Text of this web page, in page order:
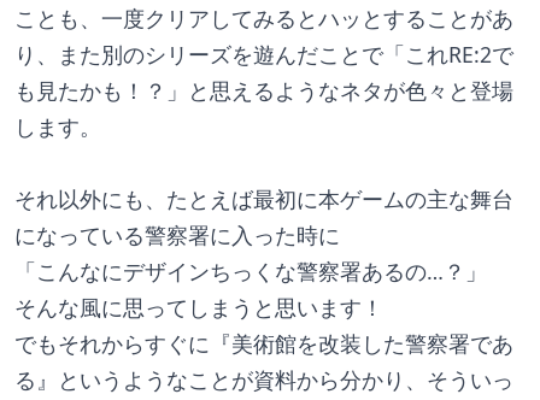
ことも、一度クリアしてみるとハッとすることがあ
り、また別のシリーズを遊んだことで「これRE:2で
も見たかも！？」と思えるようなネタが色々と登場
します。
それ以外にも、たとえば最初に本ゲームの主な舞台
になっている警察署に入った時に
「こんなにデザインちっくな警察署あるの…？」
そんな風に思ってしまうと思います！
でもそれからすぐに『美術館を改装した警察署であ
る』というようなことが資料から分かり、そういっ